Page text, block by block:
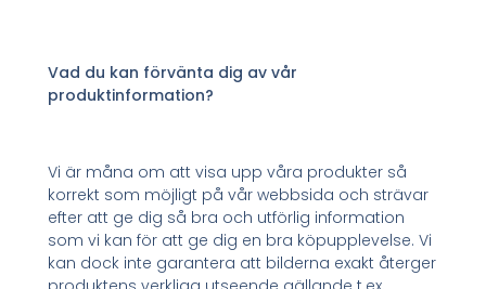
Vad du kan förvänta dig av vår
produktinformation?
Vi är måna om att visa upp våra produkter så
korrekt som möjligt på vår webbsida och strävar
efter att ge dig så bra och utförlig information
som vi kan för att ge dig en bra köpupplevelse. Vi
kan dock inte garantera att bilderna exakt återger